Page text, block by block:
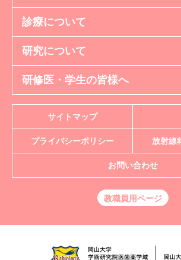
診療について
研究について
研修医・学生の皆様へ
サイトマップ
プライバシーポリシー 放射線
お問い合わせ
教職員用ページ